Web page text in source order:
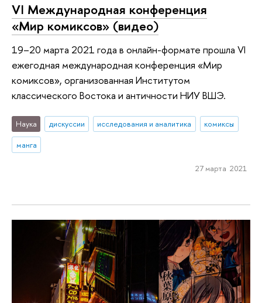
VI Международная конференция
«Мир комиксов» (видео)
19–20 марта 2021 года в онлайн-формате прошла VI
ежегодная международная конференция «Мир
комиксов», организованная Институтом
классического Востока и античности НИУ ВШЭ.
Наука дискуссии исследования и аналитика
комиксы
манга
27 марта 2021